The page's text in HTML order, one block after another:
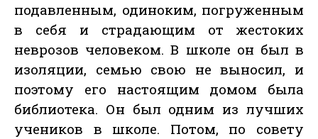
подавленным, одиноким, погруженным
в себя и страдающим от жестоких
неврозов человеком. В школе он был в
изоляции, семью свою не выносил, и
поэтому его настоящим домом была
библиотека. Он был одним из лучших
учеников в школе. Потом, по совету